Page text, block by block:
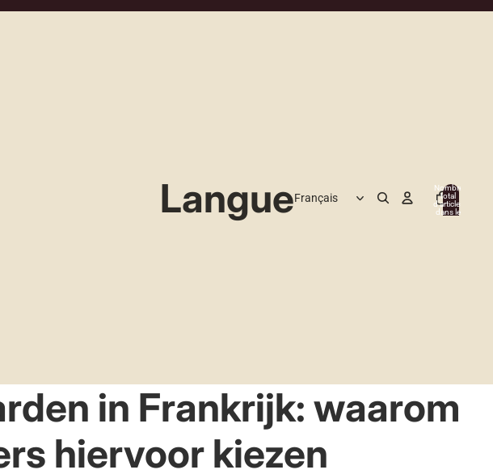
Langue
Nombre
total
d’articles
dans le
in Frankrijk: waarom
hiervoor kiezen